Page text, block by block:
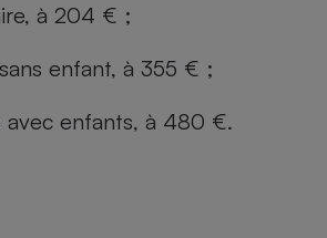
à 204 € ;
enfant, à 355 € ;
enfants, à 480 €.